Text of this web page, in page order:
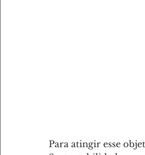
Para atingir esse